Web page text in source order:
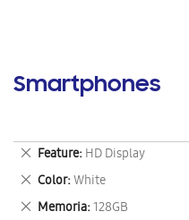
Smartphones
Feature HD Display
Eliminar
este
artículo
Color White
Eliminar
este
Memoria 128GB
Eliminar